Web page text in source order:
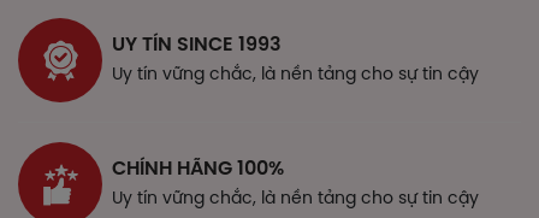
Làm gì khi quên 1 liều?
Nếu bạn quên một liều thuốc, hãy dùng càng sớm càng
tốt. Tuy nhiên, nếu gần với liều kế tiếp, hãy bỏ qua liều đã
Tác dụng phụ
UY TÍN SINCE 1993
Uy tín vững chắc, là nền tảng cho sự tin cậy
CHÍNH HÃNG 100%
Uy tín vững chắc, là nền tảng cho sự tin cậy